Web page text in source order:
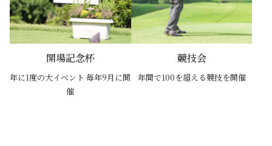
開場記念杯
年に1度の大イベント 毎年9月に開
催
競技会
年間で100を超える競技を開催